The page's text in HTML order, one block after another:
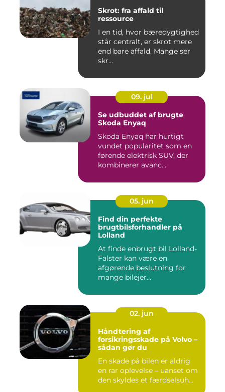
Skrot: fra affald til
ressource
I en tid, hvor bæredygtighed
står centralt, er skrot mere
end bare affald. Mange ser
skr...
09. jul
Se udbuddet af brugte
Skoda Enyaq
Skoda Enyaq har hurtigt
vundet popularitet som en
førende elektrisk SUV, der
kombinerer avanc...
05. jun
Find din perfekte
brugtbilsforhandler på
Lolland
At finde enbrugt bil Lolland-
Falster kan være en
afgørende beslutning for
mange bilejer...
02. jun
Håndtering af
forsikringsskade på Volvo –
sådan gør du
En skade på bilen er aldrig
en rar oplevelse – uanset om
den skyldes et færdselsuh...